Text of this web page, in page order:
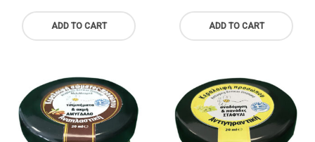
ADD TO CART ADD TO CART